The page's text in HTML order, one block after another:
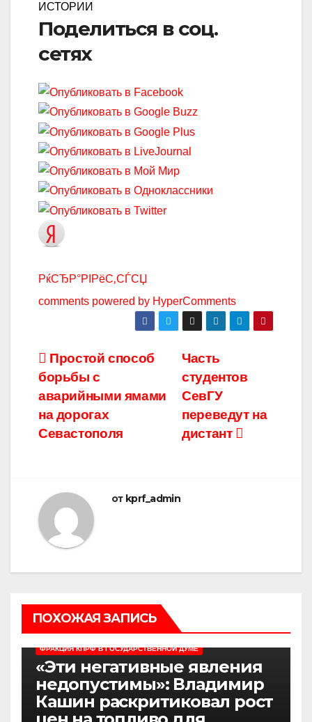
ИСТОРИИ
Поделиться в соц.
сетях
РќСЂР°РІРёС‚СЃСЏ
comments powered by HyperComments
Навигация
по
записям
Часть
студентов
СевГУ
переведут на
дистант
Простой способ
борьбы с
аварийными ямами
на дорогах
Севастополя
от kprf_admin
ПОХОЖАЯ ЗАПИСЬ
НОВОСТИ РОССИИ
ФРАКЦИЯ КПРФ В ГОСУДАРСТВЕННОЙ ДУМЕ
«Эти негативные явления
недопустимы»: Владимир
Кашин раскритиковал рост
НОВОСТИ ПАРТИИ
ФРАКЦИЯ КПРФ В ГОСУДАРСТВЕННОЙ ДУМЕ
Геннадий Зюганов:
Товарищи! Друзья! Сегодня
в Центральной